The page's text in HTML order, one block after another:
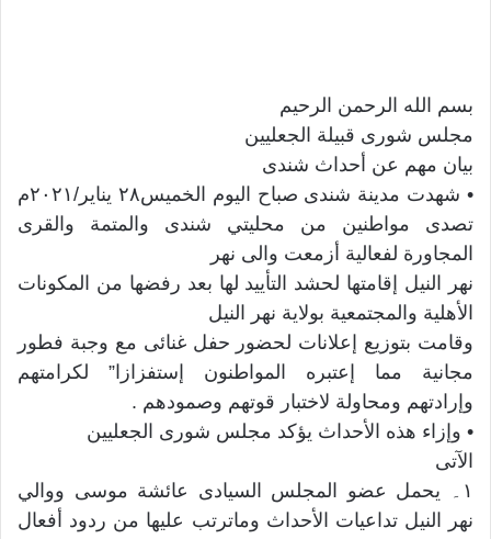
بسم الله الرحمن الرحیم
مجلس شوری قبیلة الجعلیین
بیان مهم عن أحداث شندی
• شهدت مدینة شندی صباح الیوم الخمیس٢٨ يناير/٢٠٢١م
تصدی مواطنین من محليتي شندی والمتمة والقری
المجاورة لفعالیة أزمعت والی نهر
نهر النیل إقامتها لحشد التأیید لها بعد رفضها من المکونات
الأهلیة والمجتمعية بولایة نهر النیل
وقامت بتوزيع إعلانات لحضور حفل غنائی مع وجبة فطور
مجانیة مما إعتبره المواطنون إستفزازا” لكرامتهم
وإرادتهم ومحاولة لاختبار قوتهم وصمودهم .
• وإزاء هذه الأحداث یؤکد مجلس شوری الجعلیین
الآتی
١۔ یحمل عضو المجلس السیادی عائشة موسی ووالي
نهر النيل تداعيات الأحداث وماترتب عليها من ردود أفعال